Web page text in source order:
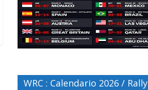
WRC : Calendario 2026 / Rally